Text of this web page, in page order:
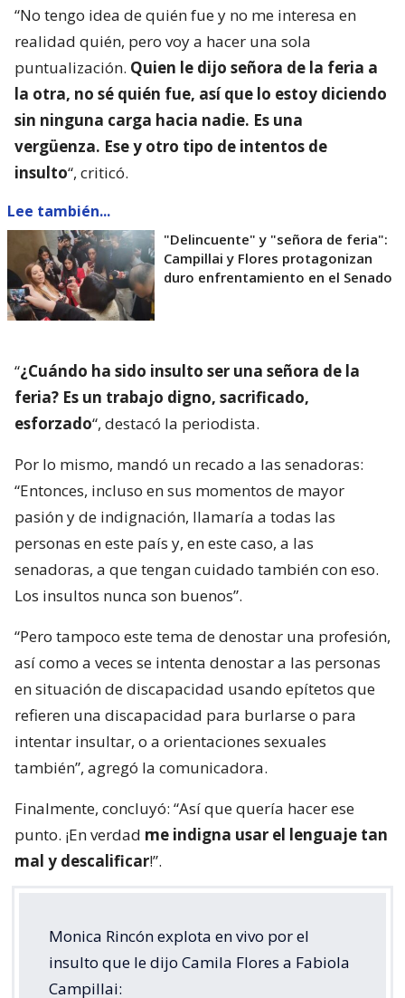
“No tengo idea de quién fue y no me interesa en
realidad quién, pero voy a hacer una sola
puntualización. Quien le dijo señora de la feria a
la otra, no sé quién fue, así que lo estoy diciendo
sin ninguna carga hacia nadie. Es una
vergüenza. Ese y otro tipo de intentos de
insulto“, criticó.
Lee también...
"Delincuente" y "señora de feria":
Campillai y Flores protagonizan
duro enfrentamiento en el Senado
“¿Cuándo ha sido insulto ser una señora de la
feria? Es un trabajo digno, sacrificado,
esforzado“, destacó la periodista.
Por lo mismo, mandó un recado a las senadoras:
“Entonces, incluso en sus momentos de mayor
pasión y de indignación, llamaría a todas las
personas en este país y, en este caso, a las
senadoras, a que tengan cuidado también con eso.
Los insultos nunca son buenos”.
“Pero tampoco este tema de denostar una profesión,
así como a veces se intenta denostar a las personas
en situación de discapacidad usando epítetos que
refieren una discapacidad para burlarse o para
intentar insultar, o a orientaciones sexuales
también”, agregó la comunicadora.
Finalmente, concluyó: “Así que quería hacer ese
punto. ¡En verdad me indigna usar el lenguaje tan
mal y descalificar!”.
Monica Rincón explota en vivo por el
insulto que le dijo Camila Flores a Fabiola
Campillai: